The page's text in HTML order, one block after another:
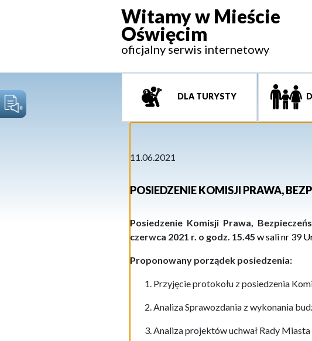
Witamy w Mieście
Oświęcim
oficjalny serwis internetowy
DLA TURYSTY
11.06.2021
POSIEDZENIE KOMISJI PRAWA,
Posiedzenie Komisji Prawa,
czerwca 2021 r. o godz. 15.45 wsalinr 39
Proponowany porządek posiedzenia:
Przyjęcie protokołu z posiedzenia
Analiza Sprawozdania z wykonania
Analizaprojektów uchwał Rady